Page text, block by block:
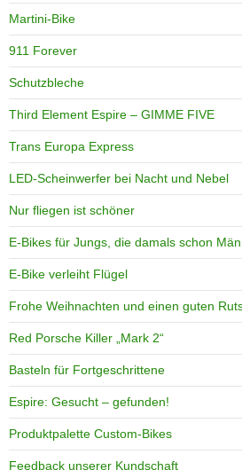
Martini-Bike
911 Forever
Schutzbleche
Third Element Espire – GIMME FIVE
Trans Europa Express
LED-Scheinwerfer bei Nacht und Nebel
Nur fliegen ist schöner
E-Bikes für Jungs, die damals schon
E-Bike verleiht Flügel
Frohe Weihnachten und einen guten
Red Porsche Killer „Mark 2“
Basteln für Fortgeschrittene
Espire: Gesucht – gefunden!
Produktpalette Custom-Bikes
Feedback unserer Kundschaft